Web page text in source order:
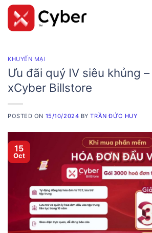
Skip
content
KHUYẾN MẠI
Ưu đãi quý IV siêu khủng
xCyber Billstore
POSTED ON 15/10/2024 BYTRẦN ĐỨC HUY
15
Oct